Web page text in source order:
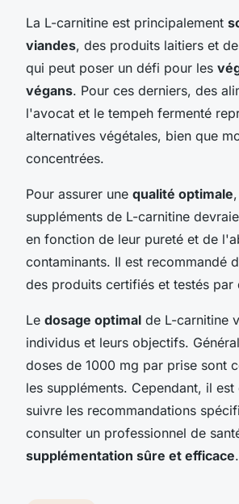
La L-carnitine est principalement
viandes, des produits laitiers et
qui peut poser un défi pour les
végans. Pour ces derniers, des
l'avocat et le tempeh fermenté
alternatives végétales, bien que
concentrées.
Pour assurer une qualité optimale
suppléments de L-carnitine
en fonction de leur pureté et de
contaminants. Il est recommandé
des produits certifiés et testés par
Le dosage optimal de L-carnitine
individus et leurs objectifs.
doses de 1000 mg par prise sont
les suppléments. Cependant, il
suivre les recommandations
consulter un professionnel de
supplémentation sûre et efficace.